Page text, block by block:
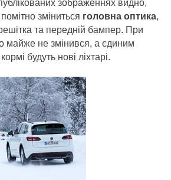
зображеннях видно,
зміниться головна оптика,
та передній бампер. При
майже не змінився, а єдиним
будуть нові ліхтарі.